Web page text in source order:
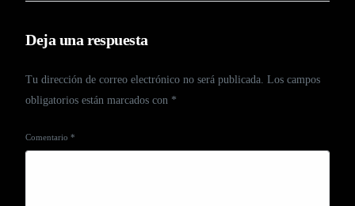
Deja una respuesta
Tu dirección de correo electrónico no será publicada. Los campos
obligatorios están marcados con *
Comentario*